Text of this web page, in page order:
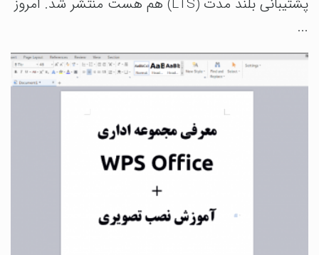
پشتیبانی بلند مدت (LTS) هم هست منتشر شد. امروز
...